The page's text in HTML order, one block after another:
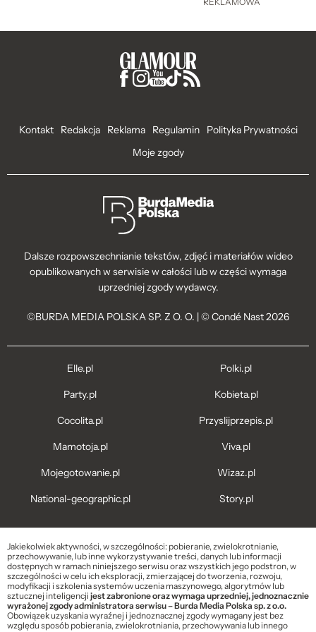
Kontakt Redakcja Reklama Regulamin
Polityka Prywatności
Moje zgody
Dalsze rozpowszechnianie tekstów, zdjęć i materiałów wideo
opublikowanych w serwisie w całości lub w części wymaga
uprzedniej zgody wydawcy.
©BURDA MEDIA POLSKA SP. Z O. O. | © Condé Nast 2026
Elle.pl
Party.pl
Cocolita.pl
Mamotoja.pl
Mojegotowanie.pl
National-geographic.pl
Polki.pl
Kobieta.pl
Przyslijprzepis.pl
Viva.pl
Wizaz.pl
Story.pl
Jakiekolwiek aktywności, w szczególności: pobieranie, zwielokrotnianie,
przechowywanie, lub inne wykorzystywanie treści, danych lub informacji
dostępnych w ramach niniejszego serwisu oraz wszystkich jego podstron, w
szczególności w celu ich eksploracji, zmierzającej do tworzenia, rozwoju,
modyfikacji i szkolenia systemów uczenia maszynowego, algorytmów lub
sztucznej inteligencjijest zabronione oraz wymaga uprzedniej, jednoznacznie
wyrażonej zgody administratora serwisu – Burda Media Polska sp. z o.o.
Obowiązek uzyskania wyraźnej i jednoznacznej zgody wymagany jest bez
względu sposób pobierania, zwielokrotniania, przechowywania lub innego